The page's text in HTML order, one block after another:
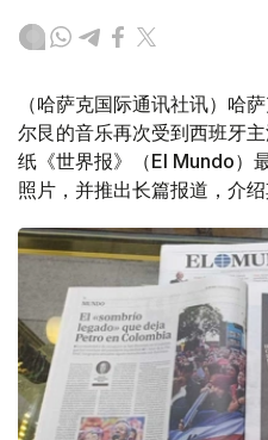
（哈萨克国际通讯社讯）哈
尔艮的音乐再次受到西班牙
纸《世界报》（El Mundo）
照片，并推出长篇报道，介